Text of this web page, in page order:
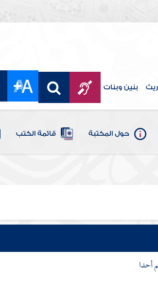
بنين وبنات
حول المكتبة قائمة الكتب